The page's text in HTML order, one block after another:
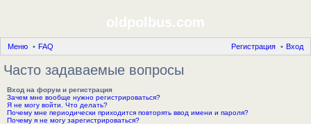
oldpolbus.com
Меню FAQ Вход
Регистрация
Часто задаваемые вопросы
Вход на форум и регистрация
Зачем мне вообще нужно регистрироваться?
Я не могу войти. Что делать?
Почему мне периодически приходится повторять ввод имени и пароля?
Почему я не могу зарегистрироваться?